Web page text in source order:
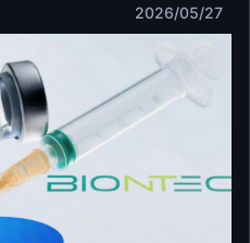
2026/05/27